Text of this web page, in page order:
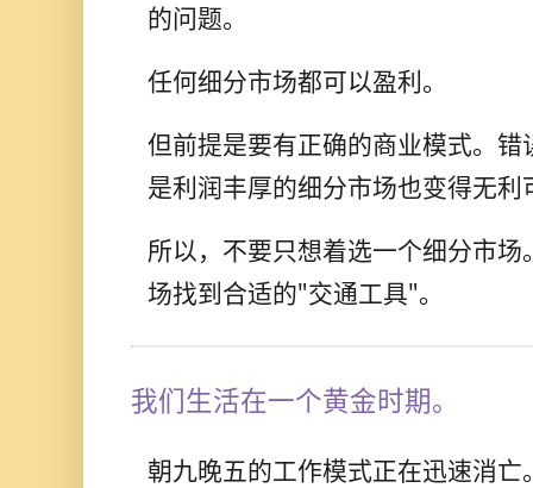
的问题。
任何细分市场都可以盈利。
但前提是要有正确的商业模式。
是利润丰厚的细分市场也变得无利
所以，不要只想着选一个细分市
场找到合适的"交通工具"。
我们生活在一个黄金时期。
朝九晚五的工作模式正在迅速消亡